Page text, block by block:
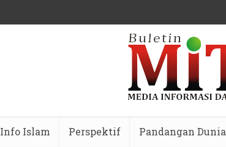
Info Islam Perspektif Pandangan Dunia